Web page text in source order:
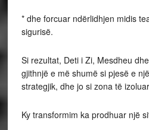
* dhe forcuar ndërlidhjen midis
sigurisë.
Si rezultat, Deti i Zi, Mesdheu
gjithnjë e më shumë si pjesë e
strategjik, dhe jo si zona të
Ky transformim ka prodhuar një